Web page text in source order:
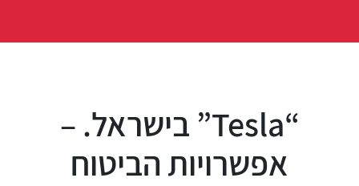
“Tesla” בישראל. –
אפשרויות הביטוח